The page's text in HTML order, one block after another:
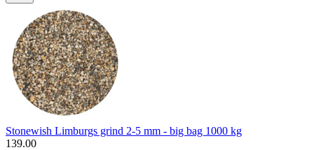
Stonewish Limburgs grind 2-5 mm - big bag 1000 kg
139.00